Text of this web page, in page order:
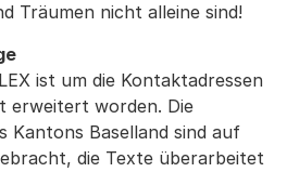
Träumen nicht alleine sind!
ist um die Kontaktadressen
erweitert worden. Die
Kantons Baselland sind auf
die Texte überarbeitet